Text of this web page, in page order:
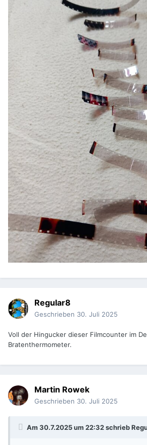
Regular8
Geschrieben 30. Juli 2025
Voll der Hingucker dieser Filmcounter im
Bratenthermometer.
Martin Rowek
Geschrieben 30. Juli 2025
Am 30.7.2025 um 22:32 schrieb